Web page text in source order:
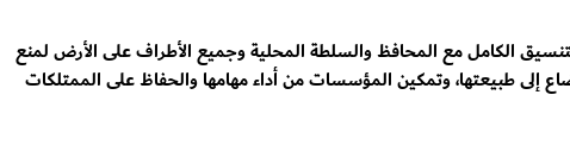
الكامل مع المحافظ والسلطة المحلية وجميع الأطراف على الأرض لمنع
إلى طبيعتها، وتمكين المؤسسات من أداء مهامها والحفاظ على الممتلكات